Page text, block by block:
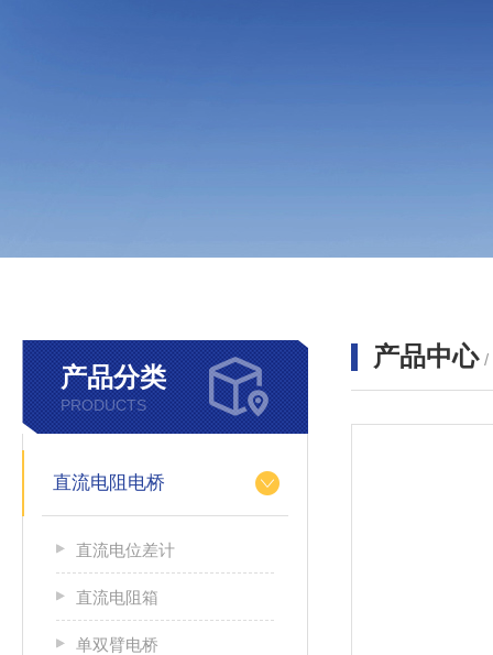
产品分类
PRODUCTS
直流电阻电桥
直流电位差计
直流电阻箱
单双臂电桥
产品中心 /